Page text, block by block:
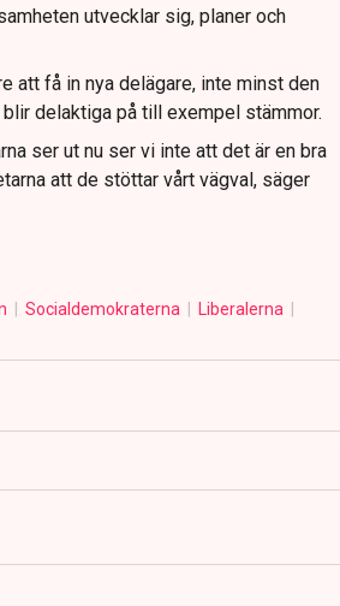
utvecklar sig, planer och
att få in nya delägare, inte minst den
delaktiga på till exempel stämmor.
ser ut nu ser vi inte att det är en bra
att de stöttar vårt vägval, säger
Socialdemokraterna
Liberalerna